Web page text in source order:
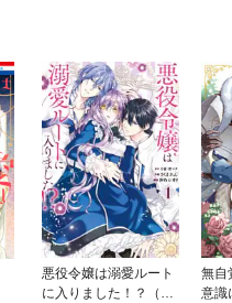
悪役令嬢は溺愛ルート
に入りました！？（コ
無自
意